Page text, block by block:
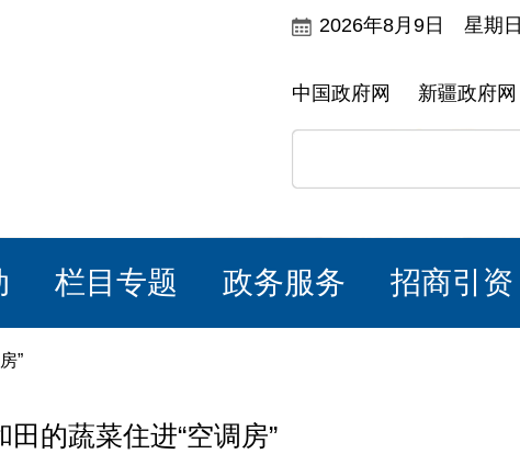
2026年8月9日 星期日
中国政府网 新疆政府网
栏目专题 政务服务 招商引资
”
的蔬菜住进“空调房”